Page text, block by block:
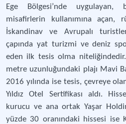
Ege Bölgesi’nde uygulayan,
misafirlerin kullanımına açan,
İskandinav ve Avrupalı
çapında yat turizmi ve deniz
eden ilk tesis olma
metre uzunluğundaki plajı Mavi
2016 yılında ise tesis, çevreye
Yıldız Otel Sertifikası aldı.
kurucu ve ana ortak Yaşar
yüzde 30 oranındaki hissesi ise